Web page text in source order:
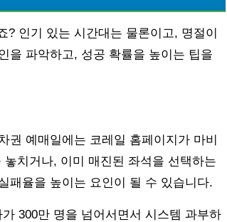
? 인기 있는 시간대는 물론이고, 명절이
을 파악하고, 성공 확률을 높이는 팁을
권 예매일에는 코레일 홈페이지가 마비
치거나, 이미 매진된 좌석을 선택하는
패율을 높이는 요인이 될 수 있습니다.
300만 명을 넘어서면서 시스템 과부하